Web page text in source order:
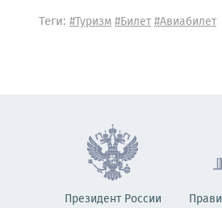
Теги: #Туризм#Билет#Авиабилет
Президент России